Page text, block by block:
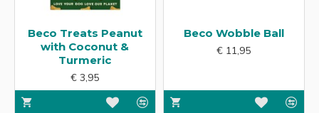
Beco Treats Peanut
with Coconut &
Turmeric
€ 3,95
Beco Wobble Ball
€ 11,95